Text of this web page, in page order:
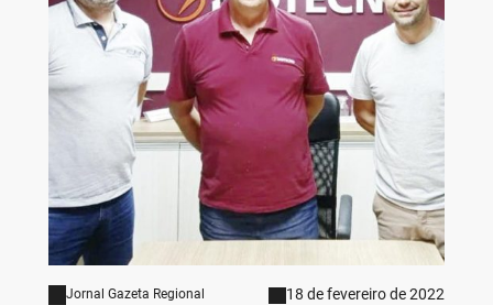
Jornal Gazeta Regional 18 de fevereiro de 2022